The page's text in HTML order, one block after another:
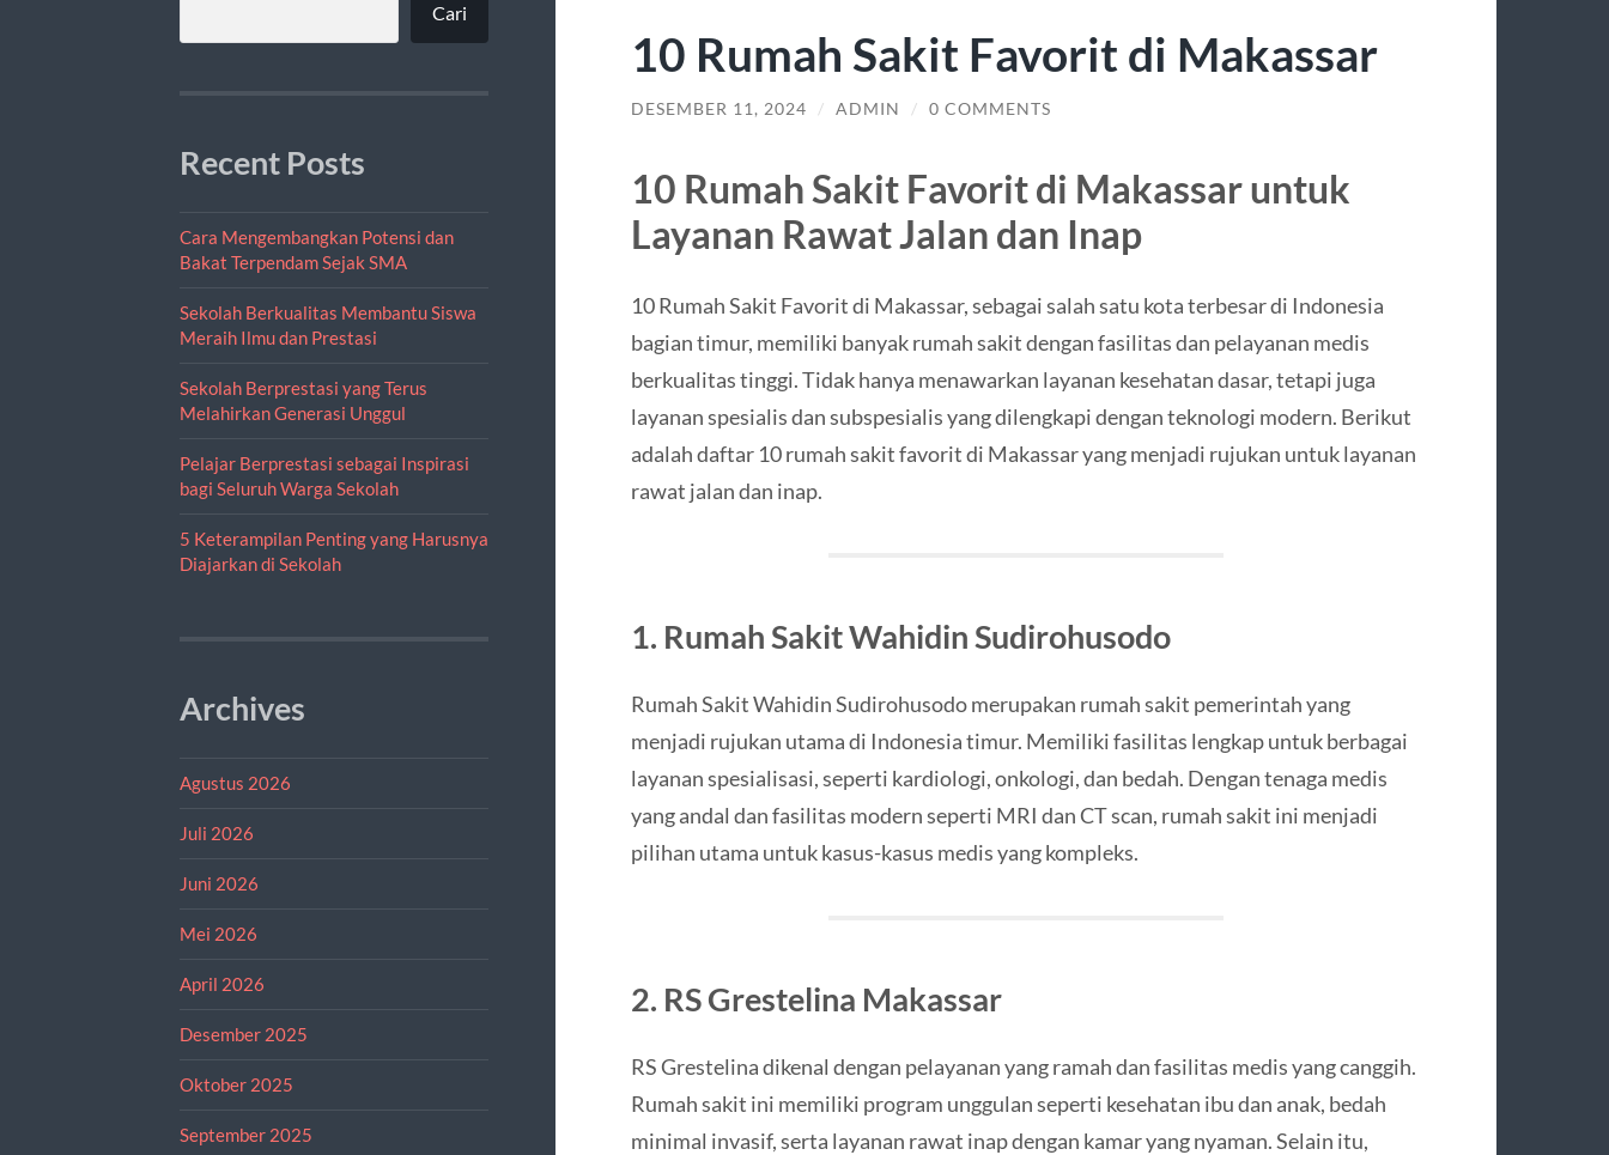
Cari
Recent Posts
Cara Mengembangkan Potensi dan
Bakat Terpendam Sejak SMA
Sekolah Berkualitas Membantu Siswa
Meraih Ilmu dan Prestasi
Sekolah Berprestasi yang Terus
Melahirkan Generasi Unggul
Pelajar Berprestasi sebagai Inspirasi
bagi Seluruh Warga Sekolah
5 Keterampilan Penting yang Harusnya
Diajarkan di Sekolah
Archives
Agustus 2026
Juli 2026
Juni 2026
Mei 2026
April 2026
Desember 2025
Oktober 2025
September 2025
10 Rumah Sakit Favorit di Makassar
DESEMBER 11, 2024 / ADMIN / 0 COMMENTS
10 Rumah Sakit Favorit di Makassar untuk
Layanan Rawat Jalan dan Inap
10 Rumah Sakit Favorit di Makassar, sebagai salah satu kota terbesar di Indonesia
bagian timur, memiliki banyak rumah sakit dengan fasilitas dan pelayanan medis
berkualitas tinggi. Tidak hanya menawarkan layanan kesehatan dasar, tetapi juga
layanan spesialis dan subspesialis yang dilengkapi dengan teknologi modern. Berikut
adalah daftar 10 rumah sakit favorit di Makassar yang menjadi rujukan untuk layanan
rawat jalan dan inap.
1. Rumah Sakit Wahidin Sudirohusodo
Rumah Sakit Wahidin Sudirohusodo merupakan rumah sakit pemerintah yang
menjadi rujukan utama di Indonesia timur. Memiliki fasilitas lengkap untuk berbagai
layanan spesialisasi, seperti kardiologi, onkologi, dan bedah. Dengan tenaga medis
yang andal dan fasilitas modern seperti MRI dan CT scan, rumah sakit ini menjadi
pilihan utama untuk kasus-kasus medis yang kompleks.
2. RS Grestelina Makassar
RS Grestelina dikenal dengan pelayanan yang ramah dan fasilitas medis yang canggih.
Rumah sakit ini memiliki program unggulan seperti kesehatan ibu dan anak, bedah
minimal invasif, serta layanan rawat inap dengan kamar yang nyaman. Selain itu,